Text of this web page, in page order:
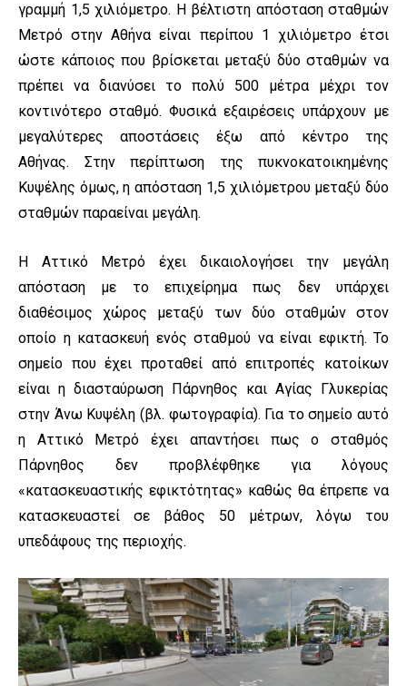
γραμμή 1,5 χιλιόμετρο. Η βέλτιστη απόσταση σταθμών
Μετρό στην Αθήνα είναι περίπου 1 χιλιόμετρο έτσι
ώστε κάποιος που βρίσκεται μεταξύ δύο σταθμών να
πρέπει να διανύσει το πολύ 500 μέτρα μέχρι τον
κοντινότερο σταθμό. Φυσικά εξαιρέσεις υπάρχουν με
μεγαλύτερες αποστάσεις έξω από κέντρο της
Αθήνας. Στην περίπτωση της πυκνοκατοικημένης
Κυψέλης όμως, η απόσταση 1,5 χιλιόμετρου μεταξύ δύο
σταθμών παραείναι μεγάλη.
Η Αττικό Μετρό έχει δικαιολογήσει την μεγάλη
απόσταση με το επιχείρημα πως δεν υπάρχει
διαθέσιμος χώρος μεταξύ των δύο σταθμών στον
οποίο η κατασκευή ενός σταθμού να είναι εφικτή. Το
σημείο που έχει προταθεί από επιτροπές κατοίκων
είναι η διασταύρωση Πάρνηθος και Αγίας Γλυκερίας
στην Άνω Κυψέλη (βλ. φωτογραφία). Για το σημείο αυτό
η Αττικό Μετρό έχει απαντήσει πως ο σταθμός
Πάρνηθος δεν προβλέφθηκε για λόγους
«κατασκευαστικής εφικτότητας» καθώς θα έπρεπε να
κατασκευαστεί σε βάθος 50 μέτρων, λόγω του
υπεδάφους της περιοχής.